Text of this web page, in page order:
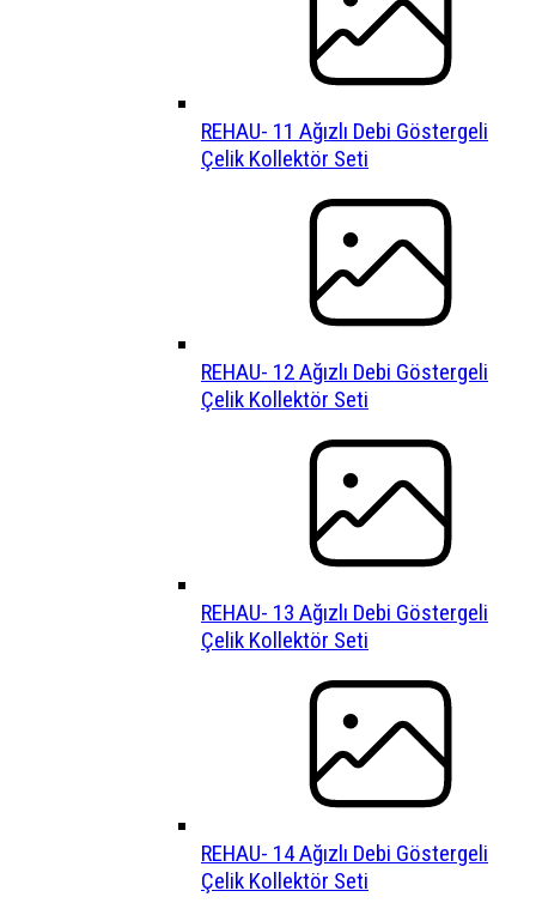
REHAU- 11 Ağızlı Debi Göstergeli
Çelik Kollektör Seti
REHAU- 12 Ağızlı Debi Göstergeli
Çelik Kollektör Seti
REHAU- 13 Ağızlı Debi Göstergeli
Çelik Kollektör Seti
REHAU- 14 Ağızlı Debi Göstergeli
Çelik Kollektör Seti